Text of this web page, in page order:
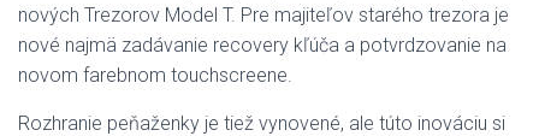
nových Trezorov Model T. Pre majiteľov starého trezora je
nové najmä zadávanie recovery kľúča a potvrdzovanie na
novom farebnom touchscreene.
Rozhranie peňaženky je tiež vynovené, ale túto inováciu si